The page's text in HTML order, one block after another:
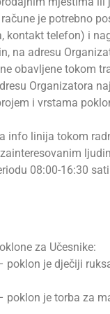
je potrebno
kontakt telefon) i
na adresu
obavljene tokom
Organizatora
i vrstama
info linija tokom
08:00-16:30
za Učesnike:
poklon je dječiji
je torba za